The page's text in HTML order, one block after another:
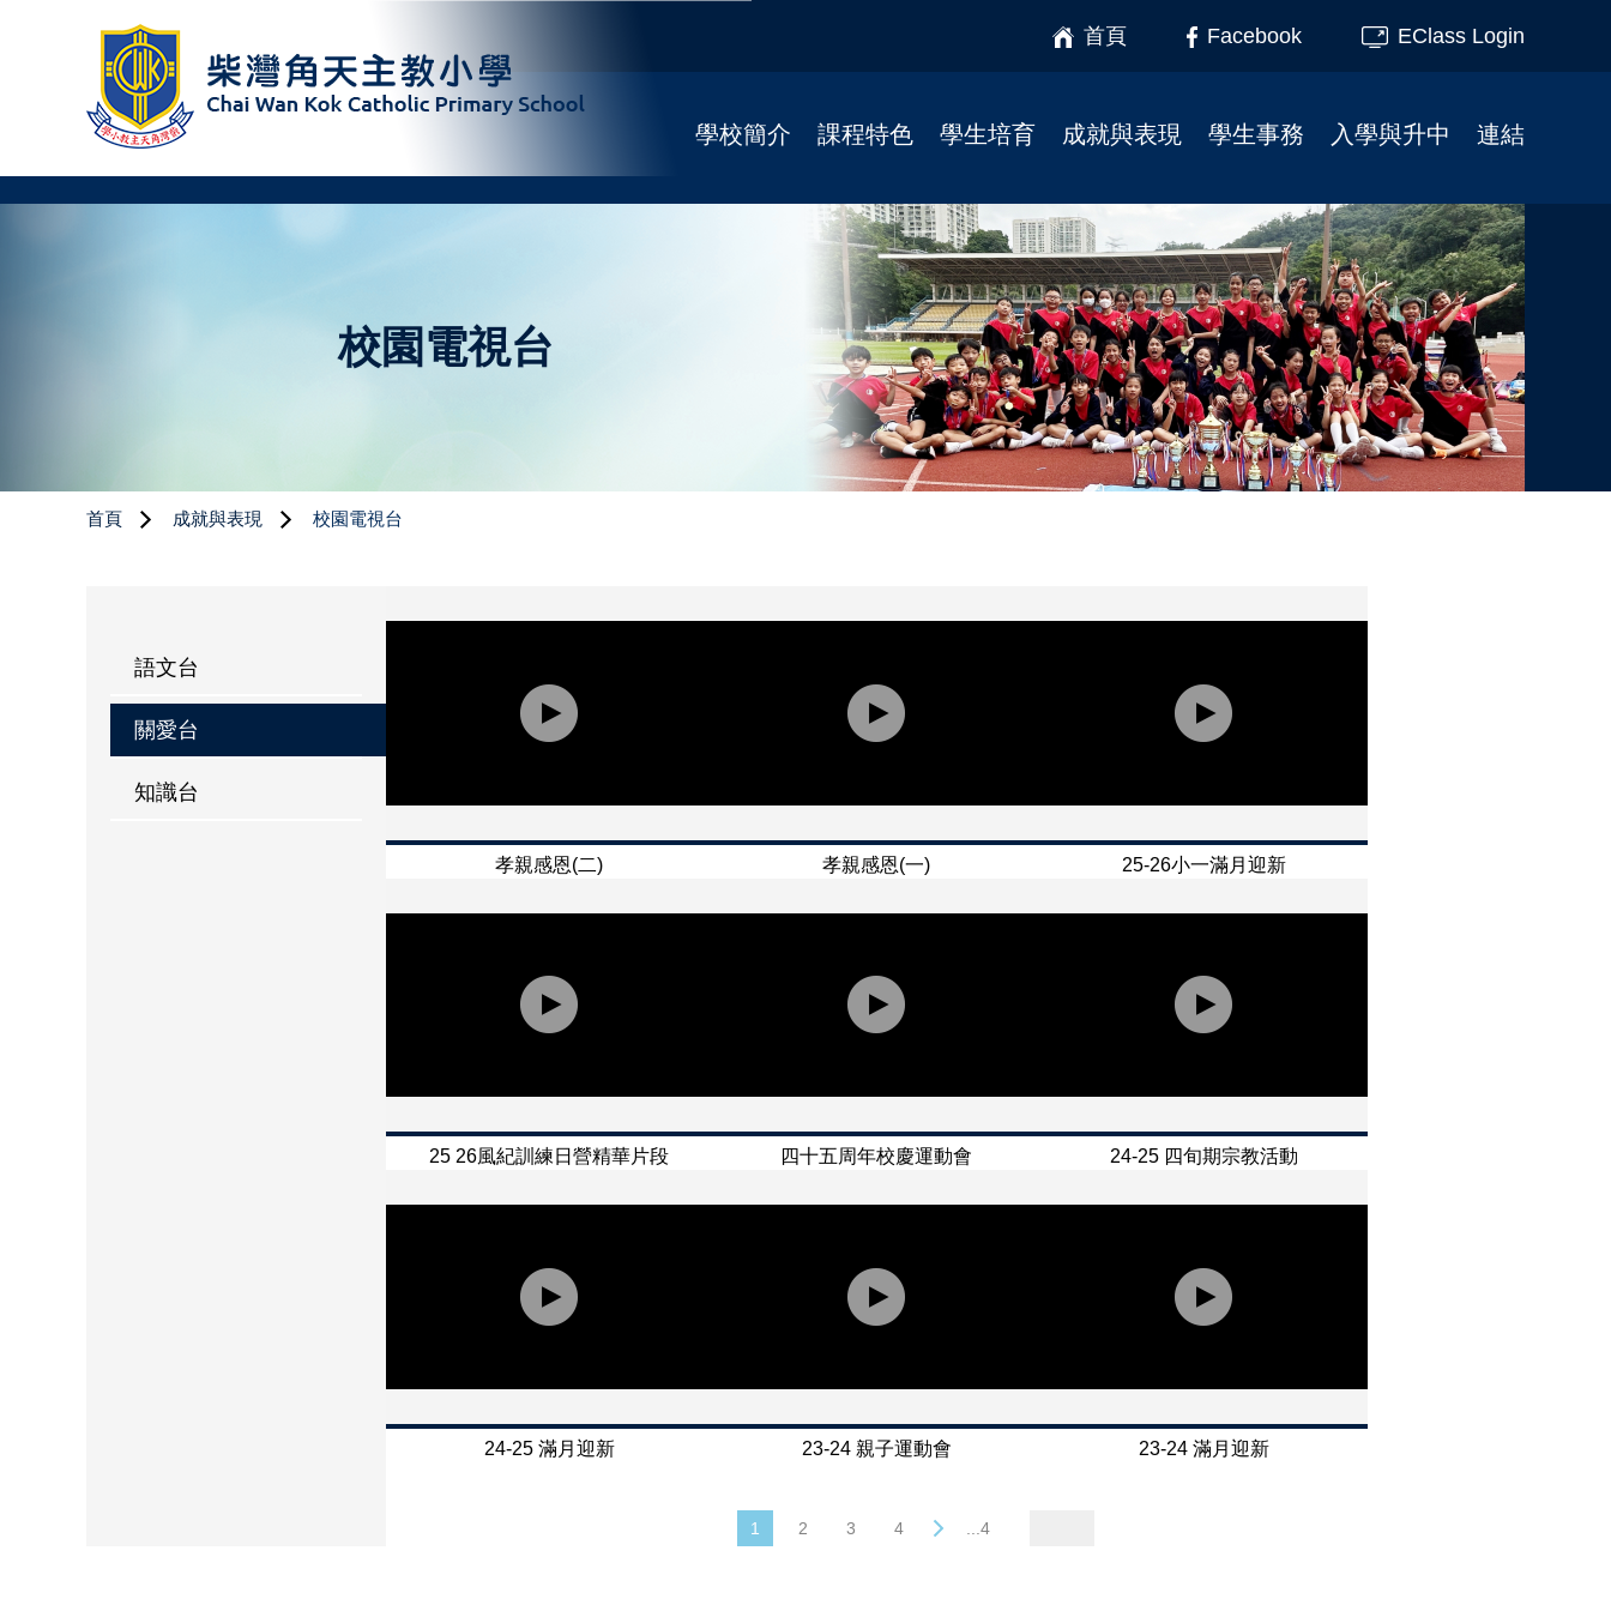
首頁 Facebook EClass Login
學校簡介
學校簡介
聯絡我們
課程特色
課程特色
學科天地
STREAM課程
柴天正向教育
靜觀課程
Fun Fun English
資優課程
推廣閱讀
學生培育
國民教育
宗教培育
健康校園(4Rs)
學校社工
學習支援
成就與表現
榮譽榜
校友成就
制服團隊
服務大使
課外活動
校園電視台
境外交流
刊物
學生事務
柴天45周年校慶
學校行事曆
校服式樣
校車
校園記趣
相片下載區
學生繳費系統教學
學校午膳
入學與升中
小一入學事宜
插班生入學申請
幼小資訊
升中資訊
小一支援
幼稚園聯繫
連結
家長教育
家長教師會
校友會
校友會活動相片
校園電視台
首頁 成就與表現 校園電視台
語文台
關愛台
知識台
孝親感恩(二) 孝親感恩(一) 25-26小一滿月迎新
25 26風紀訓練日營精華片段 四十五周年校慶運動會 24-25 四旬期宗教活動
24-25 滿月迎新 23-24 親子運動會 23-24 滿月迎新
1 2 3 4 ...4